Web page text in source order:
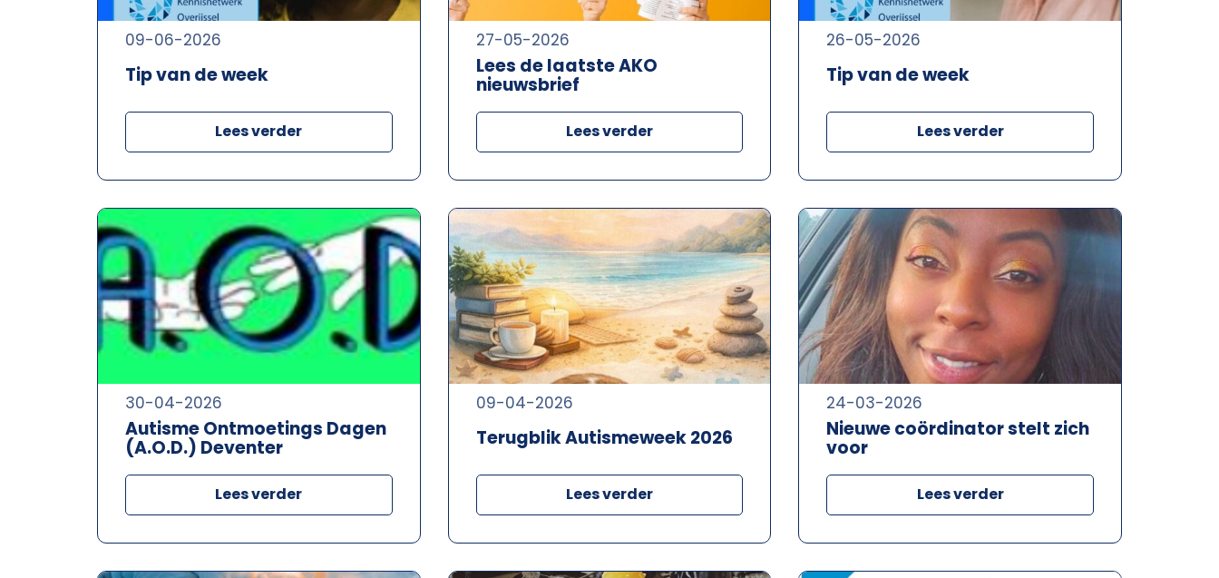
Tip van de week
09-06-2026
Lees verder
Lees de laatste AKO
nieuwsbrief
27-05-2026
Lees verder
Tip van de week
26-05-2026
Lees verder
Autisme Ontmoetings Dagen
(A.O.D.) Deventer
30-04-2026
Lees verder
Terugblik Autismeweek 2026
09-04-2026
Lees verder
Nieuwe coördinator stelt zich
voor
24-03-2026
Lees verder